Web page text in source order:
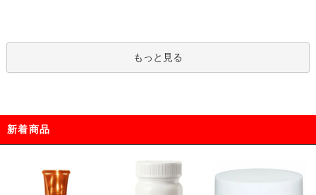
もっと見る
新着商品